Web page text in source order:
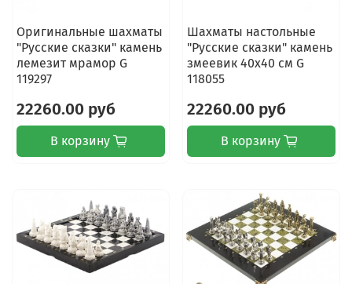
Оригинальные шахматы
"Русские сказки" камень
лемезит мрамор G
119297
22260.00 руб
В корзину
Шахматы настольные
"Русские сказки" камень
змеевик 40х40 см G
118055
22260.00 руб
В корзину